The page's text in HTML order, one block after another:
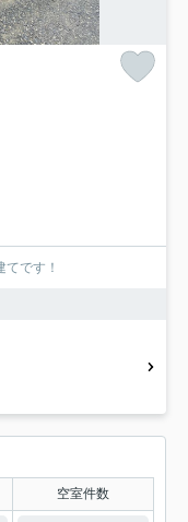
です！
空室件数